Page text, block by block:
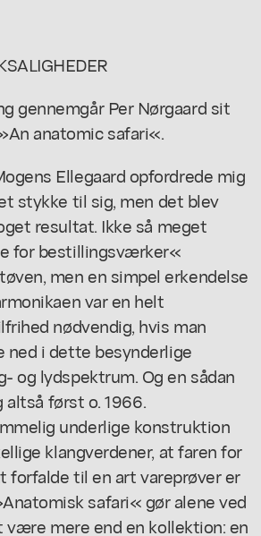
gennemgår Per Nørgaard sit
anatomic safari«.
Ellegaard opfordrede mig
stykke til sig, men det blev
resultat. Ikke så meget
for bestillingsværker«
men en simpel erkendelse
var en helt
nødvendig, hvis man
ned i dette besynderlige
og lydspektrum. Og en sådan
først o. 1966.
underlige konstruktion
klangverdener, at faren for
forfalde til en art vareprøver er
safari« gør alene ved
være mere end en kollektion: en